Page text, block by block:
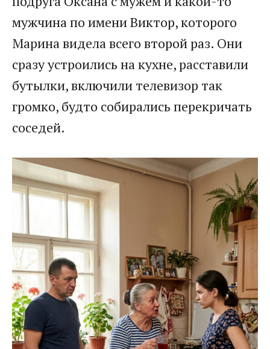
мужчина по имени Виктор, которого
Марина видела всего второй раз. Они
сразу устроились на кухне, расставили
бутылки, включили телевизор так
громко, будто собирались перекричать
соседей.